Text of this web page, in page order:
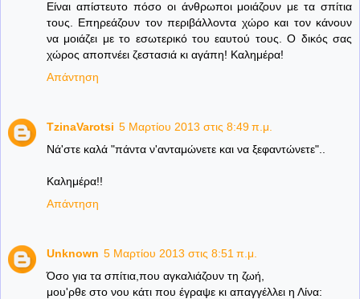
Είναι απίστευτο πόσο οι άνθρωποι μοιάζουν με τα σπίτια
τους. Επηρεάζουν τον περιβάλλοντα χώρο και τον κάνουν
να μοιάζει με το εσωτερικό του εαυτού τους. Ο δικός σας
χώρος αποπνέει ζεστασιά κι αγάπη! Καλημέρα!
Απάντηση
TzinaVarotsi 5 Μαρτίου 2013 στις 8:49 π.μ.
Νά'στε καλά "πάντα ν'ανταμώνετε και να ξεφαντώνετε"..
Καλημέρα!!
Απάντηση
Unknown 5 Μαρτίου 2013 στις 8:51 π.μ.
Όσο για τα σπίτια,που αγκαλιάζουν τη ζωή,
μου'ρθε στο νου κάτι που έγραψε κι απαγγέλλει η Λίνα: